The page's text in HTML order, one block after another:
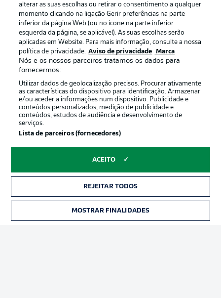
APLICATIVO DA BUNDESLIGA
Oferecido por
Avisos legais
Gerir preferências Aviso de privacidade
alterar as suas escolhas ou retirar o consentimento a qualquer
momento clicando na ligação Gerir preferências na parte
inferior da página Web (ou no ícone na parte inferior
esquerda da página, se aplicável). As suas escolhas serão
aplicadas em Website. Para mais informação, consulte a nossa
política de privacidade. Aviso de privacidade Marca
Nós e os nossos parceiros tratamos os dados para
fornecermos:
Utilizar dados de geolocalização precisos. Procurar ativamente
as características do dispositivo para identificação. Armazenar
e/ou aceder a informações num dispositivo. Publicidade e
conteúdos personalizados, medição de publicidade e
conteúdos, estudos de audiência e desenvolvimento de
serviços.
Lista de parceiros (fornecedores)
ACEITO
REJEITAR TODOS
MOSTRAR FINALIDADES